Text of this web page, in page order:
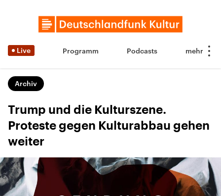
Live Programm Podcasts
Archiv
Trump und die Kulturszene.
Proteste gegen Kulturabbau gehen
weiter